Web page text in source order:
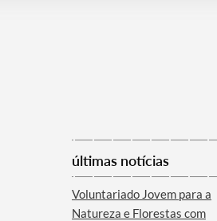
últimas notícias
Voluntariado Jovem para a
Natureza e Florestas com